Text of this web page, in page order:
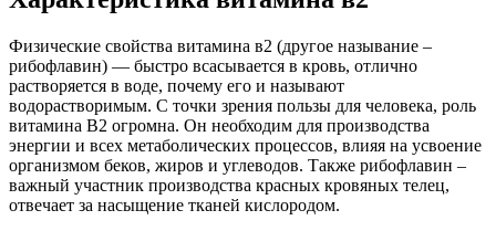
Физические свойства витамина в2 (другое называние –
рибофлавин) — быстро всасывается в кровь, отлично
растворяется в воде, почему его и называют
водорастворимым. С точки зрения пользы для человека, роль
витамина B2 огромна. Он необходим для производства
энергии и всех метаболических процессов, влияя на усвоение
организмом беков, жиров и углеводов. Также рибофлавин –
важный участник производства красных кровяных телец,
отвечает за насыщение тканей кислородом.